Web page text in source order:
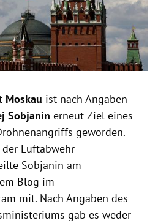
Moskau ist nach Angaben
Sobjanin erneut Ziel eines
geworden.
Luftabwehr
Sobjanin am
Blog im
mit. Nach Angaben des
gab es weder